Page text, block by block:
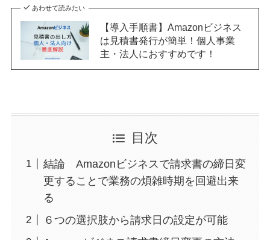
あわせて読みたい
【導入手順書】Amazonビジネス
は見積書発行が簡単！個人事業
主・法人におすすめです！
目次
結論 Amazonビジネスで請求書の締日変
更することで業務の煩雑時期を回避出来
る
６つの選択肢から請求日の設定が可能